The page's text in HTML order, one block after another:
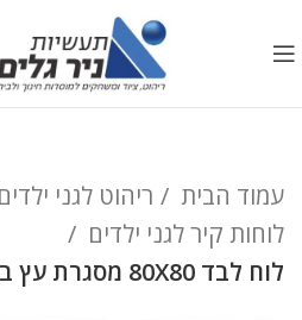
עמוד הבית
ריהוט לגני ילדים
לוחות קיר לגני ילדים
לוח לבד 80X80 מסגרת עץ בצבע